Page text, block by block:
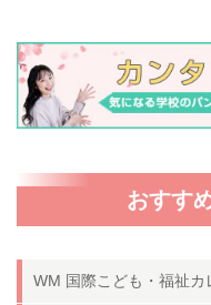
おすす
WM 国際こども・福祉カ